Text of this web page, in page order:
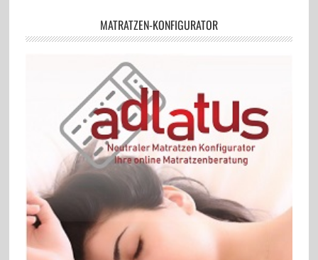
MATRATZEN-KONFIGURATOR